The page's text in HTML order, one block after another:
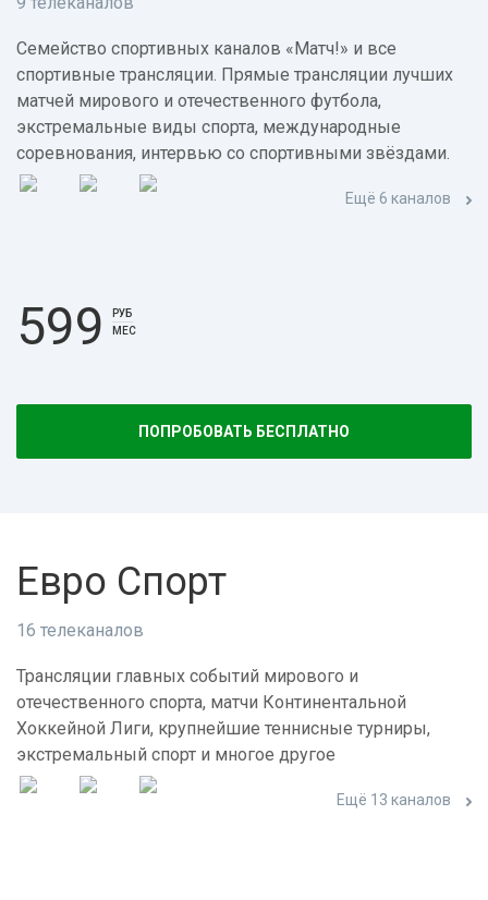
Семейство спортивных каналов «Матч!» и все
спортивные трансляции. Прямые трансляции лучших
матчей мирового и отечественного футбола,
экстремальные виды спорта, международные
соревнования, интервью со спортивными звёздами.
Ещё 6 каналов
599
РУБ
МЕС
ПОПРОБОВАТЬ БЕСПЛАТНО
Евро Спорт
16 телеканалов
Трансляции главных событий мирового и
отечественного спорта, матчи Континентальной
Хоккейной Лиги, крупнейшие теннисные турниры,
экстремальный спорт и многое другое
Ещё 13 каналов